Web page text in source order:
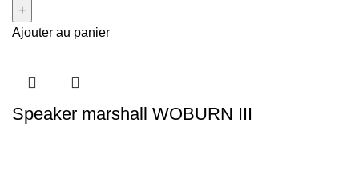
Ajouter au panier
Speaker marshall WOBURN III